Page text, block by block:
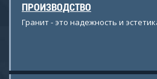
ПРОИЗВОДСТВО
Гранит - это надежность и